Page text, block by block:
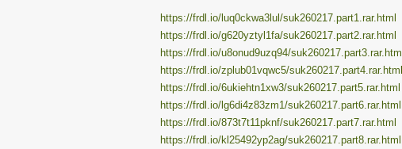
https://frdl.io/luq0ckwa3lul/suk260217.part1.rar.html
https://frdl.io/g620yztyl1fa/suk260217.part2.rar.html
https://frdl.io/u8onud9uzq94/suk260217.part3.rar.html
https://frdl.io/zplub01vqwc5/suk260217.part4.rar.html
https://frdl.io/6ukiehtn1xw3/suk260217.part5.rar.html
https://frdl.io/lg6di4z83zm1/suk260217.part6.rar.html
https://frdl.io/873t7t11pknf/suk260217.part7.rar.html
https://frdl.io/kl25492yp2ag/suk260217.part8.rar.html